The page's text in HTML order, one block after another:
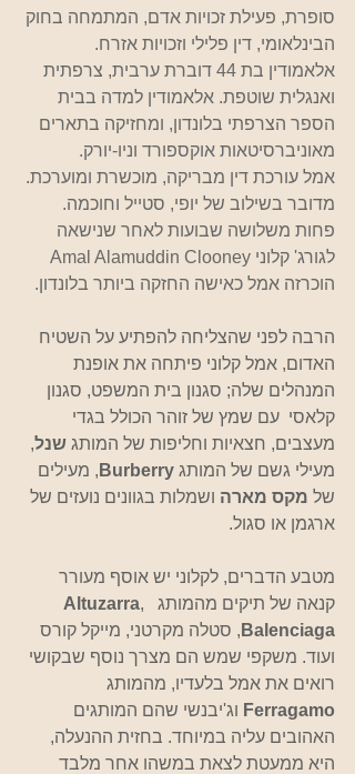
סופרת, פעילת זכויות אדם, המתמחה בחוק
הבינלאומי, דין פלילי וזכויות אזרח.
אלאמודין בת 44 דוברת ערבית, צרפתית
ואנגלית שוטפת. אלאמודין למדה בבית
הספר הצרפתי בלונדון, ומחזיקה בתארים
מאוניברסיטאות אוקספורד וניו-יורק.
אמל עורכת דין מבריקה, מוכשרת ומוערכת.
מדובר בשילוב של יופי, סטייל וחוכמה.
פחות משלושה שבועות לאחר שנישאה
הוכרזה אמל כאישה החזקה ביותר בלונדון.
הרבה לפני שהצליחה להפתיע על השטיח
האדום, אמל קלוני פיתחה את אופנת
המנהלים שלה; סגנון בית המשפט, סגנון
קלאסי  עם שמץ של זוהר הכולל בגדי
מעצבים, חצאיות וחליפות של המותג שנל,
מעילי גשם של המותג Burberry , מעילים
של מקס מארה ושמלות בגוונים נועזים של
ארגמן או סגול.
מטבע הדברים, לקלוני יש אוסף מעורר
קנאה של תיקים מהמותג
Altuzarra,
Balenciaga , סטלה מקרטני, מייקל קורס
ועוד. משקפי שמש הם מצרך נוסף שבקושי
רואים את אמל בלעדיו, מהמותג
Ferragamo וג'יבנשי שהם המותגים
האהובים עליה במיוחד. בחזית ההנעלה,
היא ממעטת לצאת במשהו אחר מלבד